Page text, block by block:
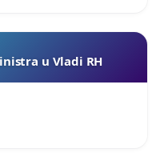
u Vladi RH